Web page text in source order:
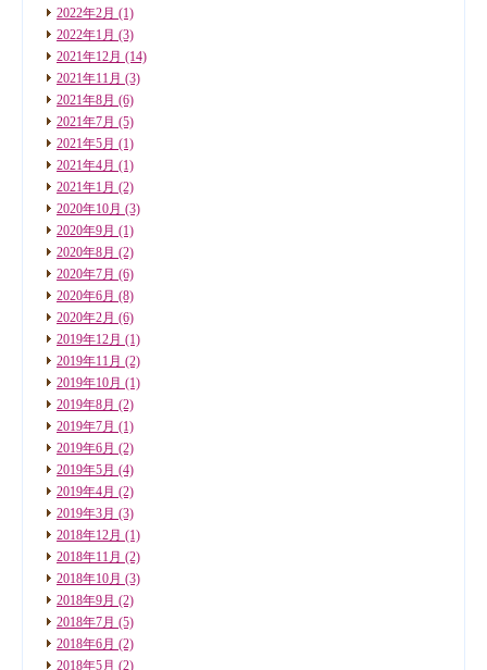
2022年2月 (1)
2022年1月 (3)
2021年12月 (14)
2021年11月 (3)
2021年8月 (6)
2021年7月 (5)
2021年5月 (1)
2021年4月 (1)
2021年1月 (2)
2020年10月 (3)
2020年9月 (1)
2020年8月 (2)
2020年7月 (6)
2020年6月 (8)
2020年2月 (6)
2019年12月 (1)
2019年11月 (2)
2019年10月 (1)
2019年8月 (2)
2019年7月 (1)
2019年6月 (2)
2019年5月 (4)
2019年4月 (2)
2019年3月 (3)
2018年12月 (1)
2018年11月 (2)
2018年10月 (3)
2018年9月 (2)
2018年7月 (5)
2018年6月 (2)
2018年5月 (2)